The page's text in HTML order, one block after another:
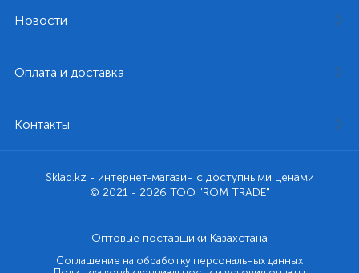
Новости
Оплата и доставка
Контакты
Sklad.kz - интернет-магазин с доступными ценами
© 2021 - 2026 ТОО "ROM TRADE"
Оптовые поставщики Казахстана
Соглашение на обработку персональных данных